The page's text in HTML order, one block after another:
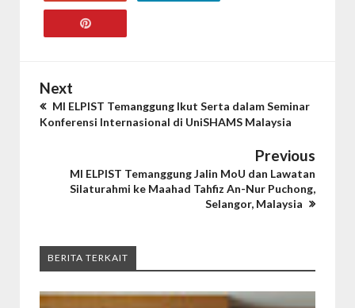
Next
MI ELPIST Temanggung Ikut Serta dalam Seminar
Konferensi Internasional di UniSHAMS Malaysia
Previous
MI ELPIST Temanggung Jalin MoU dan Lawatan
Silaturahmi ke Maahad Tahfiz An-Nur Puchong,
Selangor, Malaysia
BERITA TERKAIT